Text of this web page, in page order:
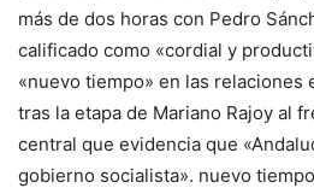
más de dos horas con Pedro
calificado como «cordial y
«nuevo tiempo» en las relaciones
tras la etapa de Mariano Rajoy al
central que evidencia que
gobierno socialista». nuevo